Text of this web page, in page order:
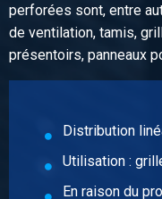
perforées sont, entre
de ventilation, tamis,
présentoirs, panneaux
Distribution
Utilisation :
En raison du